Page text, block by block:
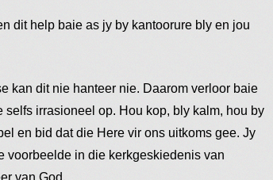
dit help baie as jy by kantoorure bly en jou
kan dit nie hanteer nie. Daarom verloor baie
irrasioneel op. Hou kop, bly kalm, hou by
en bid dat die Here vir ons uitkoms gee. Jy
voorbeelde in die kerkgeskiedenis van
van God.